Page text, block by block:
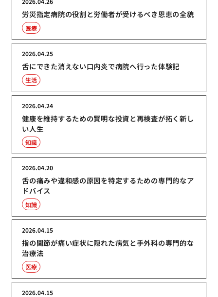
労災指定病院の役割と労働者が受けるべき恩恵の全貌
医療
舌にできた消えない口内炎で病院へ行った体験記
2026.04.25
生活
健康を維持するための賢明な投資と再検査が拓く新し
い人生
2026.04.24
知識
舌の痛みや違和感の原因を特定するための専門的なア
ドバイス
2026.04.20
知識
指の関節が痛い症状に隠れた病気と手外科の専門的な
治療法
2026.04.15
医療
2026.04.15